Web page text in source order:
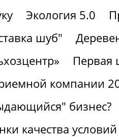
Экология 5.0
шуб"
Первая
компании
бизнес?
качества